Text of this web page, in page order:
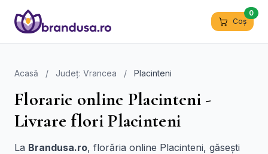
Coș
0
Acasă / Județ: Vrancea / Placinteni
Florarie online Placinteni -
Livrare flori Placinteni
La Brandusa.ro, florăria online Placinteni, găsești